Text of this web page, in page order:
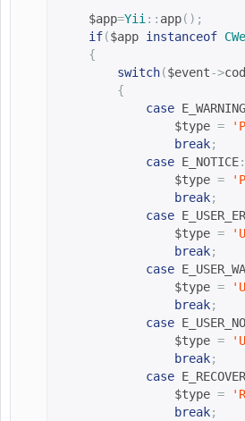
$app=Yii :: app();
if($app instanceof
{
switch($event->
{
case E_WARNING
$type =
break;
case E_NOTICE:
$type =
break;
case
$type =
break;
case
$type =
break;
case
$type =
break;
case
$type =
break;